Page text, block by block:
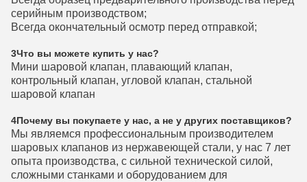
серийным производством;
Всегда окончательный осмотр перед отправкой;
3Что вы можете купить у нас?
Мини шаровой клапан, плавающий клапан,
контрольный клапан, угловой клапан, стальной
шаровой клапан
4Почему вы покупаете у нас, а не у других поставщиков?
Мы являемся профессиональным производителем
шаровых клапанов из нержавеющей стали, у нас 7 лет
опыта производства, с сильной технической силой,
сложными станками и оборудованием для